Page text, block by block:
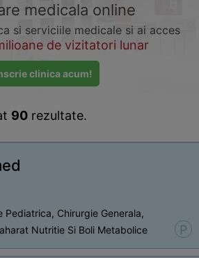
medicala online
si serviciile medicale si ai acces
de vizitatori lunar
clinica acum!
90 rezultate.
Pediatrica, Chirurgie Generala,
Nutritie Si Boli Metabolice
P